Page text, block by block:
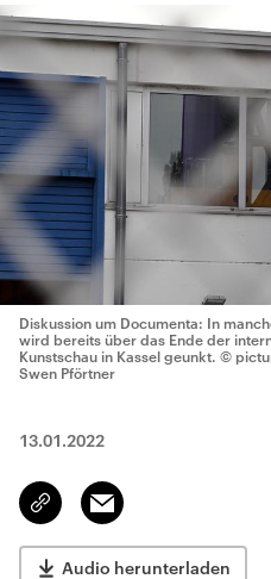
Diskussion um Documenta: In
wird bereits über das Ende der
Kunstschau in Kassel geunkt. ©
Swen Pförtner
13.01.2022
Link
kopieren/teilen
Email
Audio herunterladen